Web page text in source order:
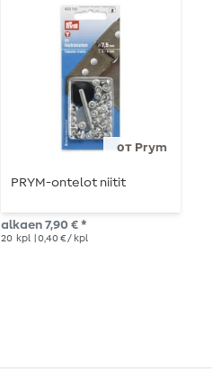
от Prym
PRYM-ontelot niitit
alkaen 7,90 € *
20 kpl | 0,40 € / kpl